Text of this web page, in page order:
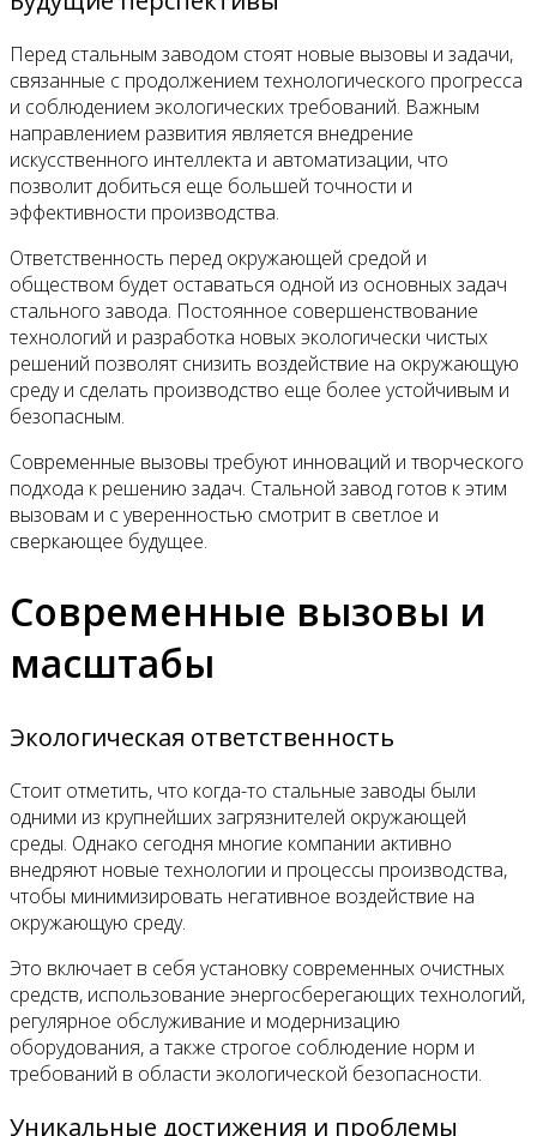
Перед стальным заводом стоят новые вызовы и задачи,
связанные с продолжением технологического прогресса
и соблюдением экологических требований. Важным
направлением развития является внедрение
искусственного интеллекта и автоматизации, что
позволит добиться еще большей точности и
эффективности производства.
Ответственность перед окружающей средой и
обществом будет оставаться одной из основных задач
стального завода. Постоянное совершенствование
технологий и разработка новых экологически чистых
решений позволят снизить воздействие на окружающую
среду и сделать производство еще более устойчивым и
безопасным.
Современные вызовы требуют инноваций и творческого
подхода к решению задач. Стальной завод готов к этим
вызовам и с уверенностью смотрит в светлое и
сверкающее будущее.
Современные вызовы и
масштабы
Экологическая ответственность
Стоит отметить, что когда-то стальные заводы были
одними из крупнейших загрязнителей окружающей
среды. Однако сегодня многие компании активно
внедряют новые технологии и процессы производства,
чтобы минимизировать негативное воздействие на
окружающую среду.
Это включает в себя установку современных очистных
средств, использование энергосберегающих технологий,
регулярное обслуживание и модернизацию
оборудования, а также строгое соблюдение норм и
требований в области экологической безопасности.
Уникальные достижения и проблемы